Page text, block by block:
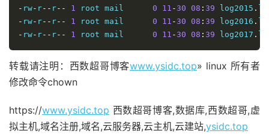
- rw- r-- r-- 1 root mail 0 11 -30 08 : 39 log2015 .
- rw- r-- r-- 1 root mail 0 11 -30 08 : 39 log2016 .
- rw- r-- r-- 1 root mail 0 11 -30 08 : 39 log2017 .
转载请注明：西数超哥博客www.ysidc.top» linux 所有者
修改命令chown
https://www.ysidc.top 西数超哥博客,数据库,西数超哥,虚
拟主机,域名注册,域名,云服务器,云主机,云建站,ysidc.top